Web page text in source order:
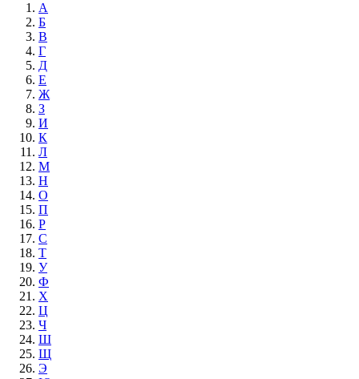
А
Б
В
Г
Д
Е
Ж
З
И
К
Л
М
Н
О
П
Р
С
Т
У
Ф
Х
Ц
Ч
Ш
Щ
Э